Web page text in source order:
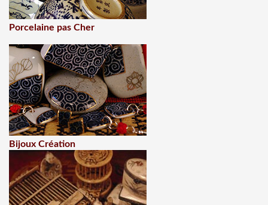
Porcelaine pas Cher
Bijoux Création